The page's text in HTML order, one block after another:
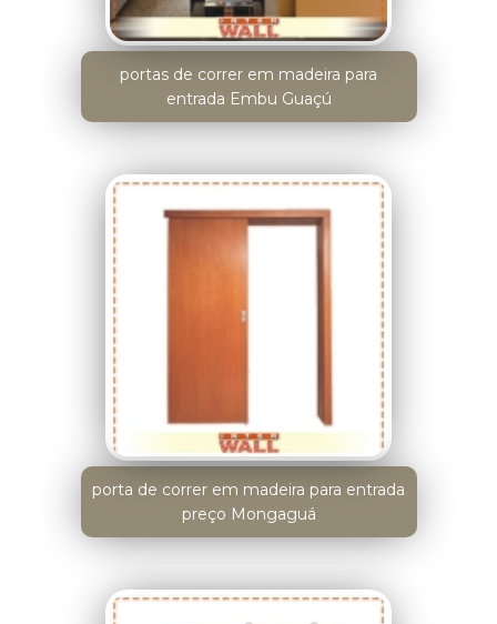
portas de correr em madeira para
entrada Embu Guaçú
porta de correr em madeira para entrada
preço Mongaguá